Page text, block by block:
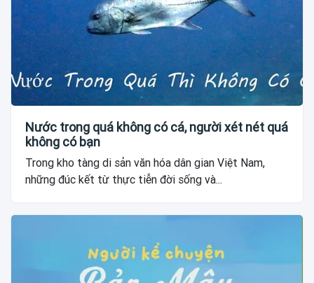
Nước trong quá không có cá, người xét nét quá
không có bạn
Trong kho tàng di sản văn hóa dân gian Việt Nam,
những đúc kết từ thực tiễn đời sống và...